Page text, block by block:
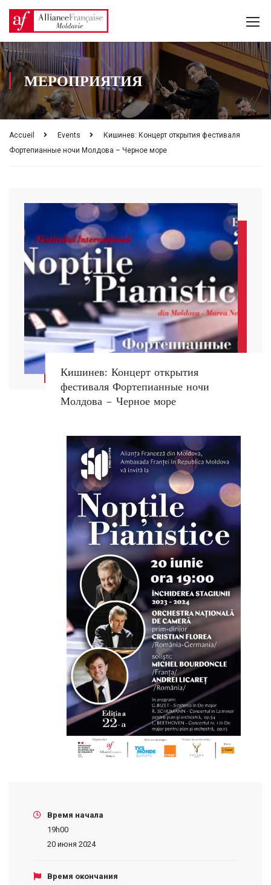
МЕРОПРИЯТИЯ
Accueil Events
Кишинев: Концерт открытия фестиваля
Фортепианные ночи Молдова – Черное море
Кишинев: Концерт открытия
фестиваля Фортепианные ночи
Молдова – Черное море
Время начала
19h00
20 июня 2024
Время окончания